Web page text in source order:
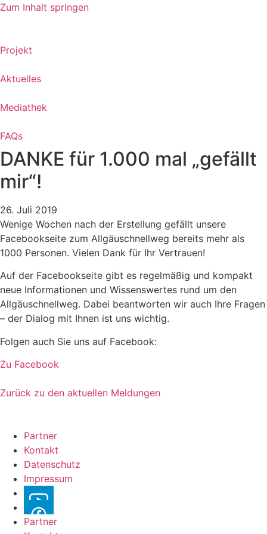
Zum Inhalt springen
Projekt
Aktuelles
Mediathek
FAQs
DANKE für 1.000 mal „gefällt
mir“!
26. Juli 2019
Wenige Wochen nach der Erstellung gefällt unsere
Facebookseite zum Allgäuschnellweg bereits mehr als
1000 Personen. Vielen Dank für Ihr Vertrauen!
Auf der Facebookseite gibt es regelmäßig und kompakt
neue Informationen und Wissenswertes rund um den
Allgäuschnellweg. Dabei beantworten wir auch Ihre Fragen
– der Dialog mit Ihnen ist uns wichtig.
Folgen auch Sie uns auf Facebook:
Zu Facebook
Zurück zu den aktuellen Meldungen
Partner
Kontakt
Datenschutz
Impressum
Partner